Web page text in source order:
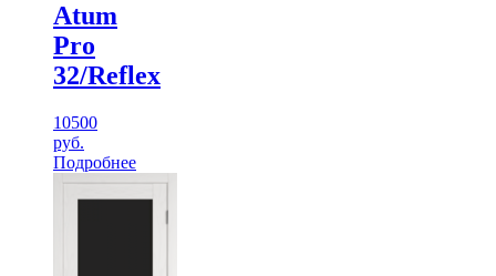
Atum
Pro
32/Reflex
10500
руб.
Подробнее